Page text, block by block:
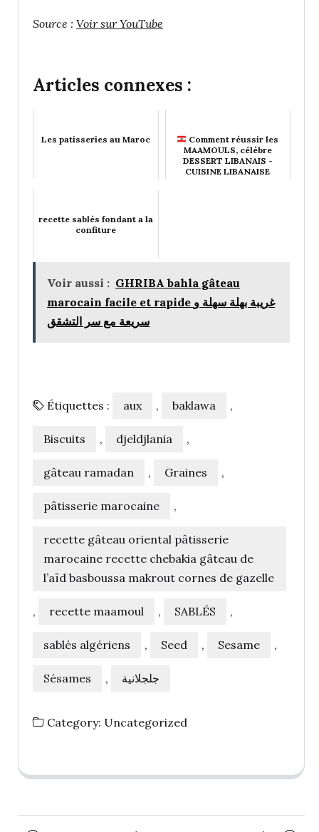
Source : Voir sur YouTube
Articles connexes :
Les patisseries au Maroc
Comment réussir les
MAAMOULS, célèbre
DESSERT LIBANAIS -
CUISINE LIBANAISE
recette sablés fondant a la
confiture
Voir aussi : GHRIBA bahla gâteau
marocain facile et rapide غريبة بهلة سهلة و
سريعة مع سر التشقق
Étiquettes : aux , baklawa ,
Biscuits , djeldjlania ,
gâteau ramadan , Graines ,
pâtisserie marocaine ,
recette gâteau oriental pâtisserie
marocaine recette chebakia gâteau de
l’aïd basboussa makrout cornes de gazelle
, recette maamoul , SABLÉS ,
sablés algériens , Seed , Sesame ,
Sésames , جلجلانية
Category: Uncategorized